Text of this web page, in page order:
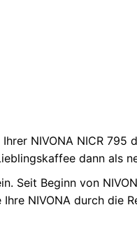
Ihrer NIVONA NICR 795
dann als
Seit Beginn von
NIVONA durch die